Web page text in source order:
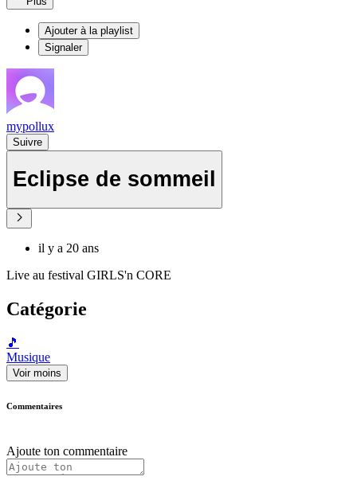
Ajouter à la playlist
Signaler
mypollux
Suivre
Eclipse de sommeil
il y a 20 ans
Live au festival GIRLS'n CORE
Catégorie
🎵
Musique
Voir moins
Commentaires
Ajoute ton commentaire